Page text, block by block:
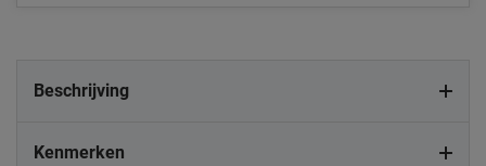
Beschrijving
Kenmerken